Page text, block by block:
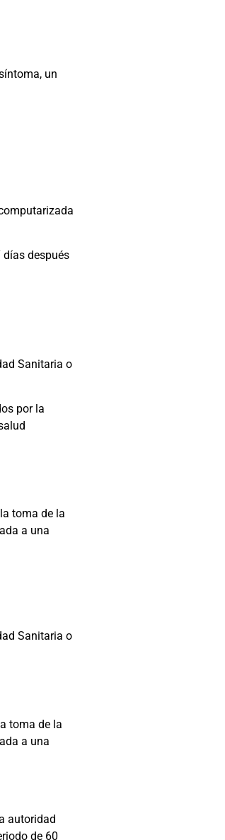
un
después
Sanitaria o
por la
toma de la
a una
Sanitaria o
toma de la
a una
autoridad
de 60